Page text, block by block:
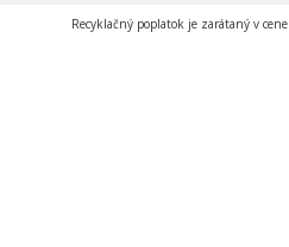
Recyklačný poplatok je zarátaný v cene